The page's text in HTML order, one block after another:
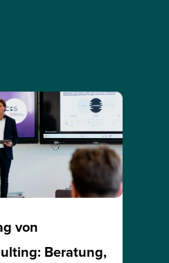
von
Beratung,